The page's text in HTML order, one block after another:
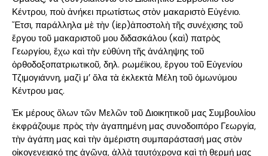
Κέντρου, ποὺ ἀνήκει πρωτίστως στὸν μακαριστὸ Εὐγένιο.
Ἔτσι, παράλληλα μὲ τὴν (ἰερ)ἀποστολὴ τῆς συνέχισης τοῦ
ἔργου τοῦ μακαριστοῦ μου διδασκάλου (καὶ) πατρὸς
Γεωργίου, ἔχω καὶ τὴν εὐθύνη τῆς ἀνάληψης τοῦ
ὀρθοδοξοπατριωτικοῦ, δηλ. ρωμέϊκου, ἔργου τοῦ Εὐγενίου
Τζιμογιάννη, μαζὶ μ’ ὅλα τὰ ἐκλεκτὰ Μέλη τοῦ ὁμωνύμου
Κέντρου μας.
Ἐκ μέρους ὅλων τῶν Μελῶν τοῦ Διοικητικοῦ μας Συμβουλίου
ἐκφράζουμε πρὸς τὴν ἀγαπημένη μας συνοδοιπόρο Γεωργία,
τὴν ἀγάπη μας καὶ τὴν ἀμέριστη συμπαράστασή μας στὸν
οἰκογενειακό της ἀγῶνα, ἀλλὰ ταυτόχρονα καὶ τὴ θερμή μας